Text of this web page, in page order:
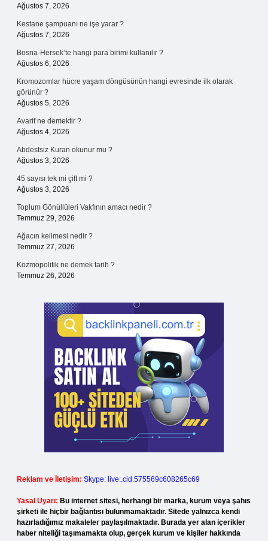
Ağustos 7, 2026
Kestane şampuanı ne işe yarar ?
Ağustos 7, 2026
Bosna-Hersek’te hangi para birimi kullanılır ?
Ağustos 6, 2026
Kromozomlar hücre yaşam döngüsünün hangi evresinde ilk olarak
görünür ?
Ağustos 5, 2026
Avarif ne demektir ?
Ağustos 4, 2026
Abdestsiz Kuran okunur mu ?
Ağustos 3, 2026
45 sayısı tek mi çift mi ?
Ağustos 3, 2026
Toplum Gönüllüleri Vakfının amacı nedir ?
Temmuz 29, 2026
Ağacın kelimesi nedir ?
Temmuz 27, 2026
Kozmopolitik ne demek tarih ?
Temmuz 26, 2026
Reklam ve İletişim: Skype: live:.cid.575569c608265c69
Yasal Uyarı: Bu internet sitesi, herhangi bir marka, kurum veya şahıs
şirketi ile hiçbir bağlantısı bulunmamaktadır. Sitede yalnızca kendi
hazırladığımız makaleler paylaşılmaktadır. Burada yer alan içerikler
haber niteliği taşımamakta olup, gerçek kurum ve kişiler hakkında